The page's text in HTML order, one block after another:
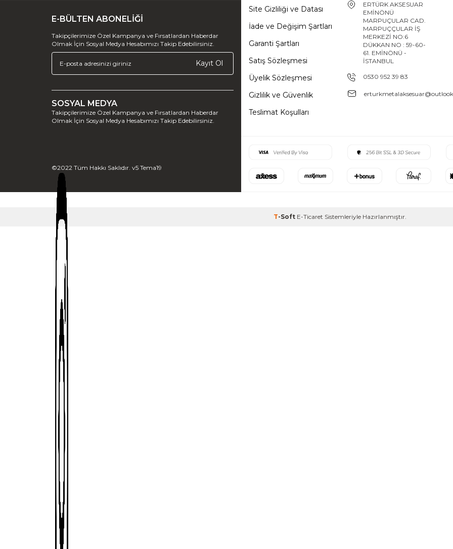
E-BÜLTEN ABONELİĞİ
Takipçilerimize Özel Kampanya ve Fırsatlardan Haberdar
Olmak İçin Sosyal Medya Hesabımızı Takip Edebilirsiniz.
Kayıt Ol
SOSYAL MEDYA
Takipçilerimize Özel Kampanya ve Fırsatlardan Haberdar
Olmak İçin Sosyal Medya Hesabımızı Takip Edebilirsiniz.
©2022 Tüm Hakkı Saklıdır. v5 Tema19
Site Gizliliği ve Datası
İade ve Değişim Şartları
Garanti Şartları
Satış Sözleşmesi
Üyelik Sözleşmesi
Gizlilik ve Güvenlik
Teslimat Koşulları
ERTÜRK AKSESUAR
EMİNÖNÜ
MARPUÇULAR CAD.
MARPUÇÇULAR İŞ
MERKEZİ NO:6
DÜKKAN NO : 59-60-
61. EMİNÖNÜ -
İSTANBUL
0530 952 39 83
T-Soft E-Ticaret Sistemleriyle Hazırlanmıştır.